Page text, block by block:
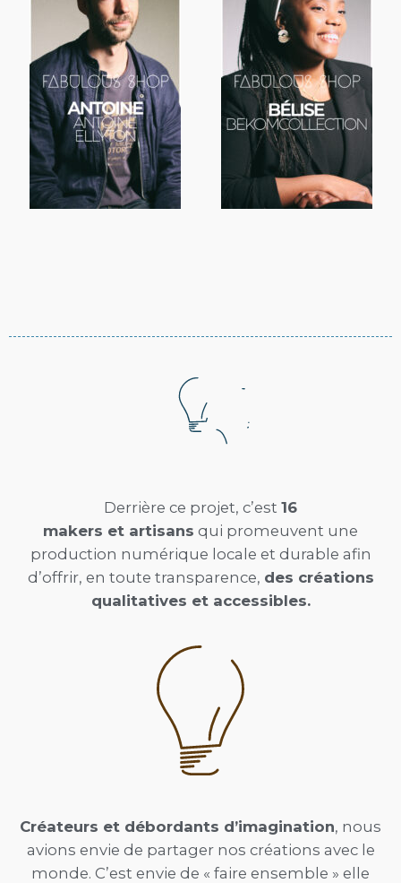
Derrière ce projet, c’est 16
makers et artisans qui promeuvent une
production numérique locale et durable afin
d’offrir, en toute transparence, des créations
qualitatives et accessibles.
Créateurs et débordants d’imagination, nous
avions envie de partager nos créations avec le
monde. C’est envie de « faire ensemble » elle